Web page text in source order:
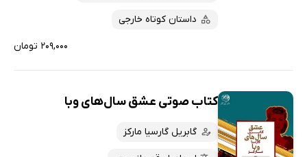
داستان کوتاه خارجی
۲۰۹,۰۰۰ تومان
کتاب صوتی عشق سال‌های وبا
گابریل گارسیا مارکز